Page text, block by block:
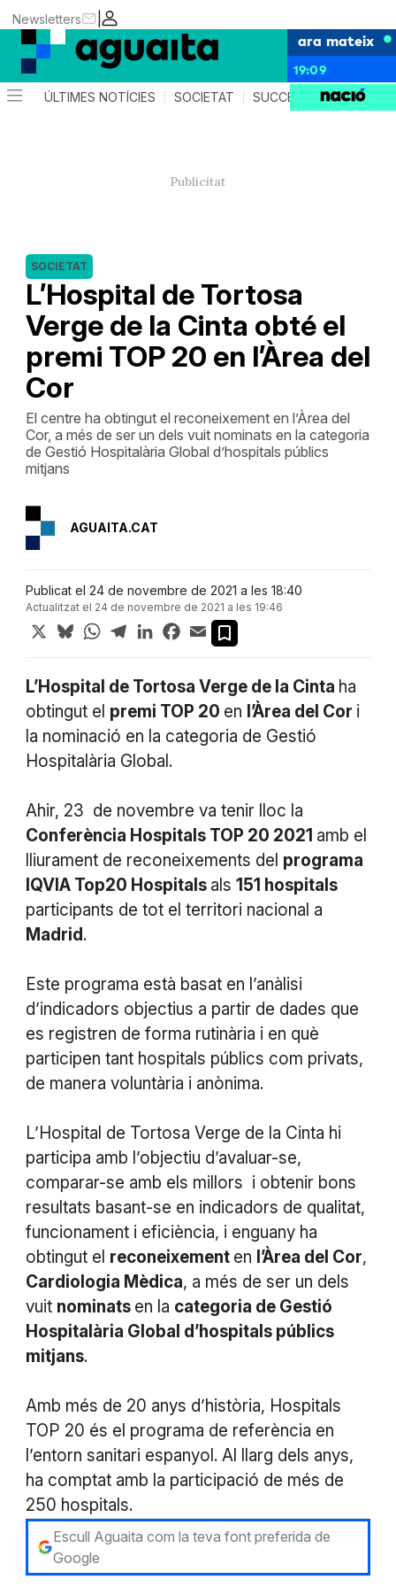
|
Newsletters
ara mateix
19:09
ÚLTIMES NOTÍCIES SOCIETAT SUCCESSOS AGENDA
L’Hospital de Tortosa
Verge de la Cinta obté el
premi TOP 20 en l’Àrea del
Cor
SOCIETAT
El centre ha obtingut el reconeixement en l’Àrea del
Cor, a més de ser un dels vuit nominats en la categoria
de Gestió Hospitalària Global d’hospitals públics
mitjans
AGUAITA.CAT
Publicat el 24 de novembre de 2021 a les 18:40
Actualitzat el 24 de novembre de 2021 a les 19:46
X BlueskyWhatsApp
TelegramLinkedInFacebook
Email
L’Hospital de Tortosa Verge de la Cinta ha
obtingut el premi TOP 20 en l’Àrea del Cor i
la nominació en la categoria de Gestió
Hospitalària Global.
Ahir, 23 de novembre va tenir lloc la
Conferència Hospitals TOP 20 2021 amb el
lliurament de reconeixements del programa
IQVIA Top20 Hospitals als 151 hospitals
participants de tot el territori nacional a
Madrid.
Este programa està basat en l’anàlisi
d’indicadors objectius a partir de dades que
es registren de forma rutinària i en què
participen tant hospitals públics com privats,
de manera voluntària i anònima.
L’Hospital de Tortosa Verge de la Cinta hi
participa amb l’objectiu d’avaluar-se,
comparar-se amb els millors i obtenir bons
resultats basant-se en indicadors de qualitat,
funcionament i eficiència, i enguany ha
obtingut el reconeixement en l’Àrea del Cor,
Cardiologia Mèdica, a més de ser un dels
vuit nominats en la categoria de Gestió
Hospitalària Global d’hospitals públics
mitjans.
Amb més de 20 anys d’història, Hospitals
TOP 20 és el programa de referència en
l’entorn sanitari espanyol. Al llarg dels anys,
ha comptat amb la participació de més de
250 hospitals.
Escull Aguaita com la teva font preferida de
Google